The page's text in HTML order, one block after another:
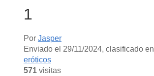
1
Por Jasper
Enviado el 29/11/2024, clasificado en
eróticos
571visitas